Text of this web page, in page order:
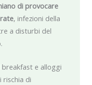
di provocare
, infezioni della
a disturbi del
e alloggi
rischia di